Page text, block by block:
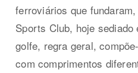
ferroviários que
Sports Club, hoje
golfe, regra geral,
com comprimentos